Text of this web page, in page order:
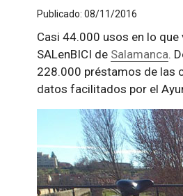
Publicado: 08/11/2016
Casi 44.000 usos en lo
SALenBICI de Salamanca.
228.000 préstamos de las
datos facilitados por el